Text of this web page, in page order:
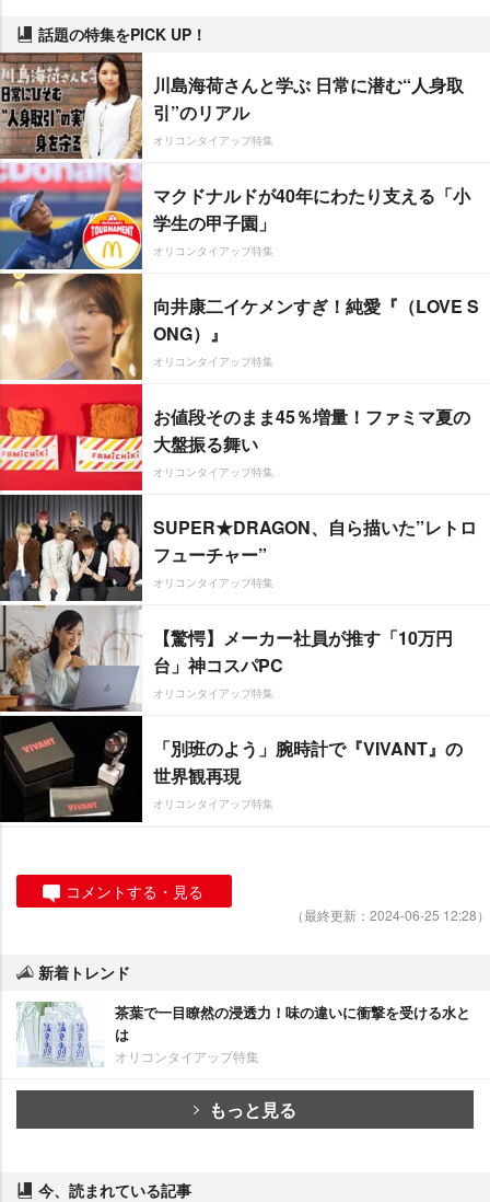
話題の特集をPICK UP！
川島海荷さんと学ぶ 日常に潜む“人身取
引”のリアル
オリコンタイアップ特集
マクドナルドが40年にわたり支える「小
学生の甲子園」
オリコンタイアップ特集
向井康二イケメンすぎ！純愛『（LOVE S
ONG）』
オリコンタイアップ特集
お値段そのまま45％増量！ファミマ夏の
大盤振る舞い
オリコンタイアップ特集
SUPER★DRAGON、自ら描いた”レトロ
フューチャー”
オリコンタイアップ特集
【驚愕】メーカー社員が推す「10万円
台」神コスパPC
オリコンタイアップ特集
「別班のよう」腕時計で『VIVANT』の
世界観再現
オリコンタイアップ特集
コメントする・見る
（最終更新：2024-06-25 12:28）
新着トレンド
茶葉で一目瞭然の浸透力！味の違いに衝撃を受ける水と
は
オリコンタイアップ特集
もっと見る
今、読まれている記事